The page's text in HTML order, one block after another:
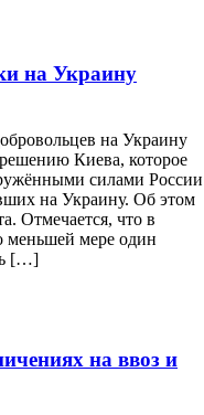
на Украину
на Украину
Киева, которое
силами России
на Украину. Об этом
Отмечается, что в
меньшей мере один
[…]
на ввоз и